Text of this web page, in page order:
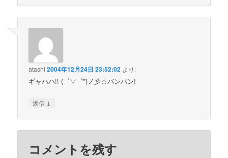
atashi 2004年12月24日 23:52:02 より:
ギャハハ!! (゜▽゜*)ノ彡☆バンバン!
返信 ↓
コメントを残す